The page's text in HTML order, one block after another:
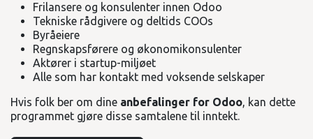
Frilansere og konsulenter innen Odoo
Tekniske rådgivere og deltids COOs
Byråeiere
Regnskapsførere og økonomikonsulenter
Aktører i startup-miljøet
Alle som har kontakt med voksende selskaper
Hvis folk ber om dine anbefalinger for Odoo, kan dette
programmet gjøre disse samtalene til inntekt.